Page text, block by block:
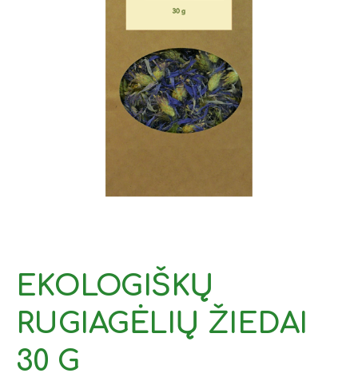
EKOLOGIŠKŲ
RUGIAGĖLIŲ ŽIEDAI
30 G